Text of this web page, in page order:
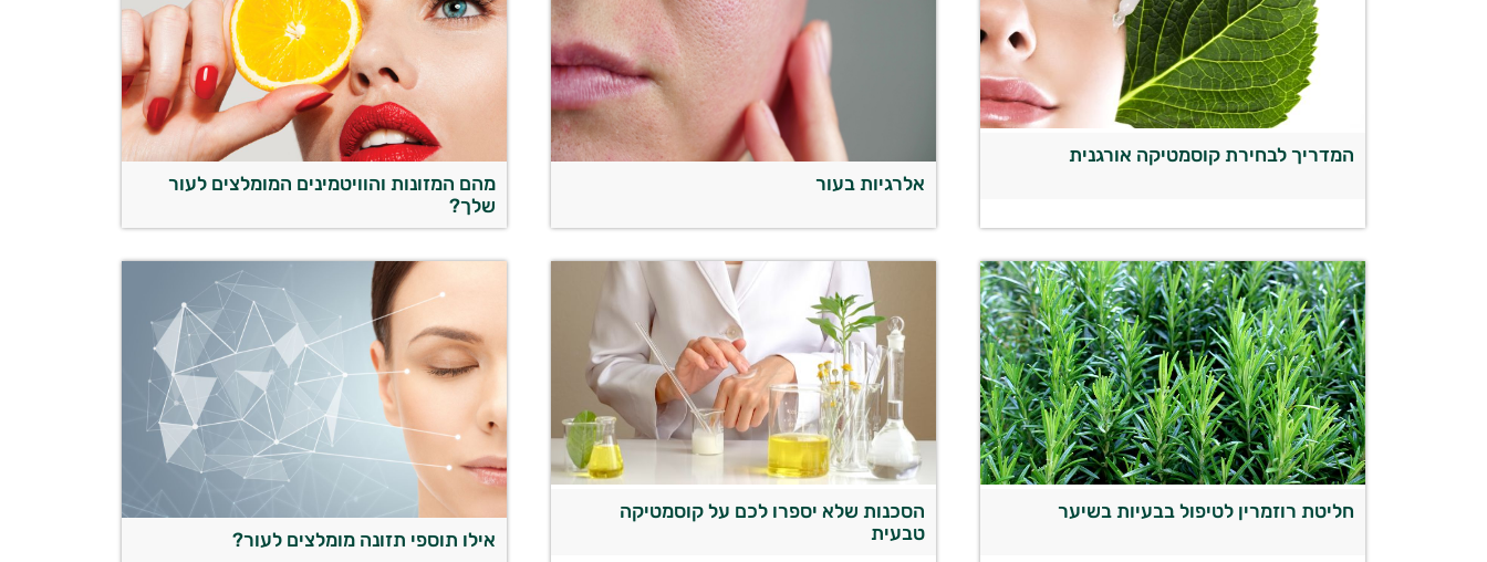
המדריך לבחירת קוסמטיקה אורגנית
אלרגיות בעור
מהם המזונות והוויטמינים המומלצים לעור
שלך?
חליטת רוזמרין לטיפול בבעיות בשיער
הסכנות שלא יספרו לכם על קוסמטיקה
טבעית
אילו תוספי תזונה מומלצים לעור?